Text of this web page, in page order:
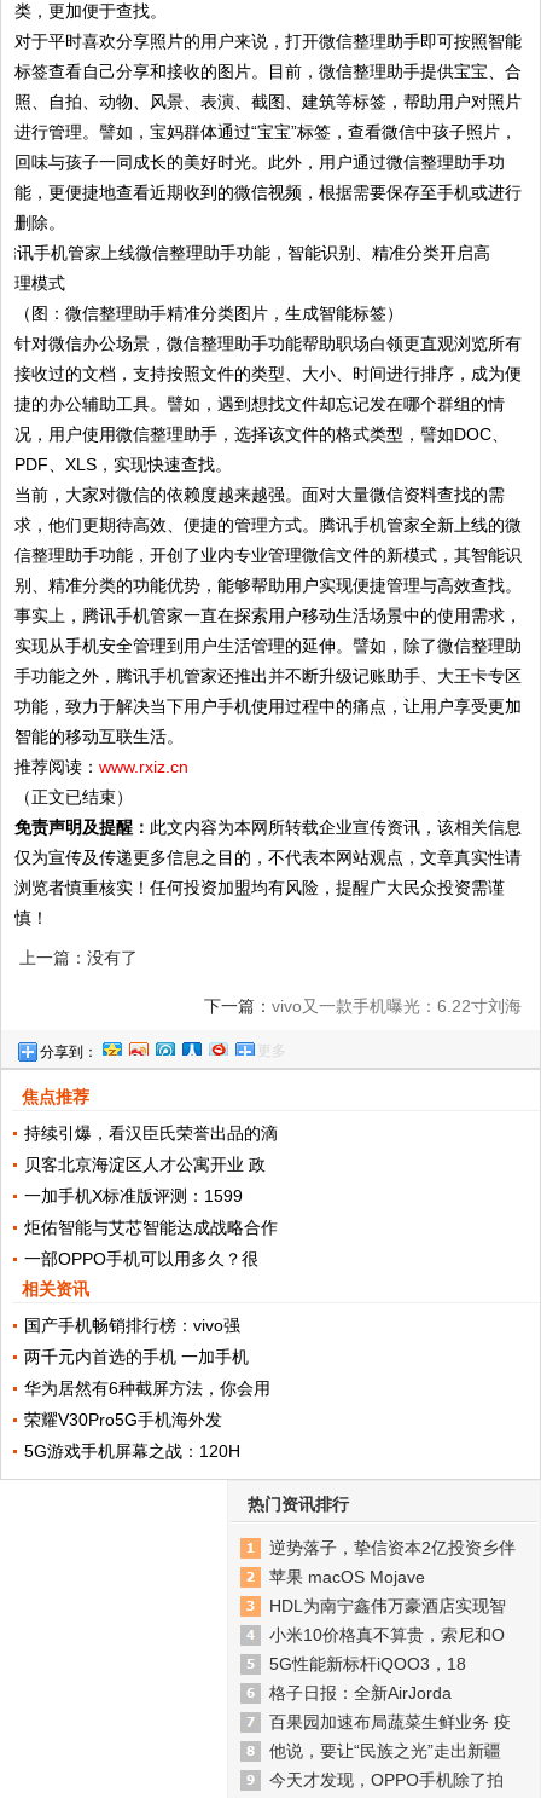
类，更加便于查找。
对于平时喜欢分享照片的用户来说，打开微信整理助手即可按照智能
标签查看自己分享和接收的图片。目前，微信整理助手提供宝宝、合
照、自拍、动物、风景、表演、截图、建筑等标签，帮助用户对照片
进行管理。譬如，宝妈群体通过“宝宝”标签，查看微信中孩子照片，
回味与孩子一同成长的美好时光。此外，用户通过微信整理助手功
能，更便捷地查看近期收到的微信视频，根据需要保存至手机或进行
删除。
（图：微信整理助手精准分类图片，生成智能标签）
针对微信办公场景，微信整理助手功能帮助职场白领更直观浏览所有
接收过的文档，支持按照文件的类型、大小、时间进行排序，成为便
捷的办公辅助工具。譬如，遇到想找文件却忘记发在哪个群组的情
况，用户使用微信整理助手，选择该文件的格式类型，譬如DOC、
PDF、XLS，实现快速查找。
当前，大家对微信的依赖度越来越强。面对大量微信资料查找的需
求，他们更期待高效、便捷的管理方式。腾讯手机管家全新上线的微
信整理助手功能，开创了业内专业管理微信文件的新模式，其智能识
别、精准分类的功能优势，能够帮助用户实现便捷管理与高效查找。
事实上，腾讯手机管家一直在探索用户移动生活场景中的使用需求，
实现从手机安全管理到用户生活管理的延伸。譬如，除了微信整理助
手功能之外，腾讯手机管家还推出并不断升级记账助手、大王卡专区
功能，致力于解决当下用户手机使用过程中的痛点，让用户享受更加
智能的移动互联生活。
推荐阅读：www.rxiz.cn
（正文已结束）
免责声明及提醒： 此文内容为本网所转载企业宣传资讯，该相关信息
仅为宣传及传递更多信息之目的，不代表本网站观点，文章真实性请
浏览者慎重核实！任何投资加盟均有风险，提醒广大民众投资需谨
慎！
上一篇：没有了
下一篇： vivo又一款手机曝光：6.22寸刘海
分享到： 更多
焦点推荐
持续引爆，看汉臣氏荣誉出品的滴
贝客北京海淀区人才公寓开业 政
一加手机X标准版评测：1599
炬佑智能与艾芯智能达成战略合作
一部OPPO手机可以用多久？很
相关资讯
国产手机畅销排行榜：vivo强
两千元内首选的手机 一加手机
华为居然有6种截屏方法，你会用
荣耀V30Pro5G手机海外发
5G游戏手机屏幕之战：120H
热门资讯排行
逆势落子，挚信资本2亿投资乡伴
苹果 macOS Mojave
HDL为南宁鑫伟万豪酒店实现智
小米10价格真不算贵，索尼和O
5G性能新标杆iQOO3，18
格子日报：全新AirJorda
百果园加速布局蔬菜生鲜业务 疫
他说，要让“民族之光”走出新疆
今天才发现，OPPO手机除了拍